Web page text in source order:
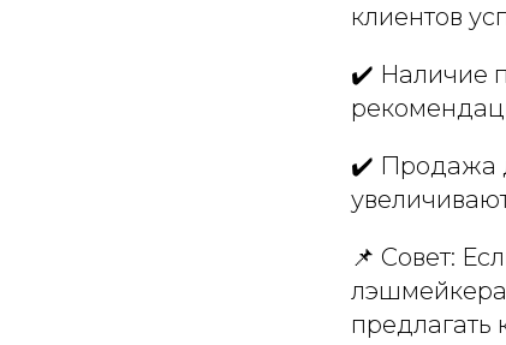
клиентов
✔️ Наличие
✔️ Продажа
📌 Совет:
предлагать